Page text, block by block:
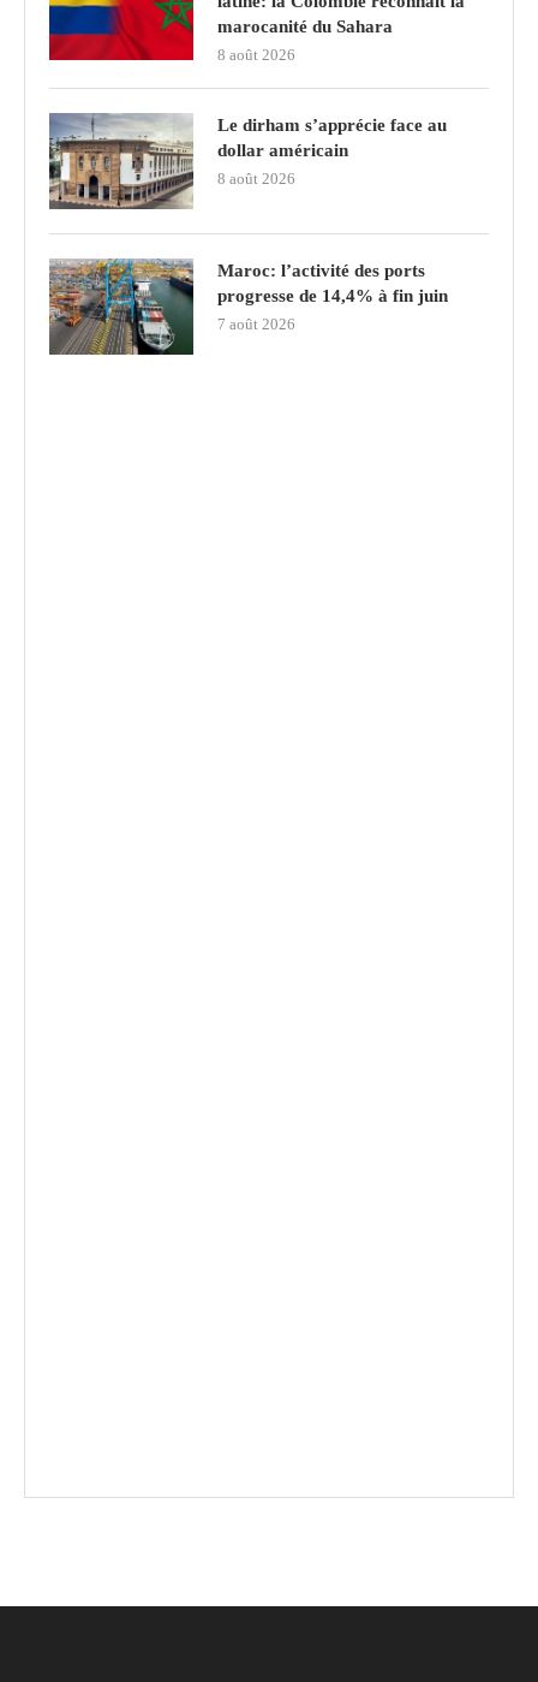
marocanité du Sahara
8 août 2026
Le dirham s’apprécie face au
dollar américain
8 août 2026
Maroc: l’activité des ports
progresse de 14,4% à fin juin
7 août 2026